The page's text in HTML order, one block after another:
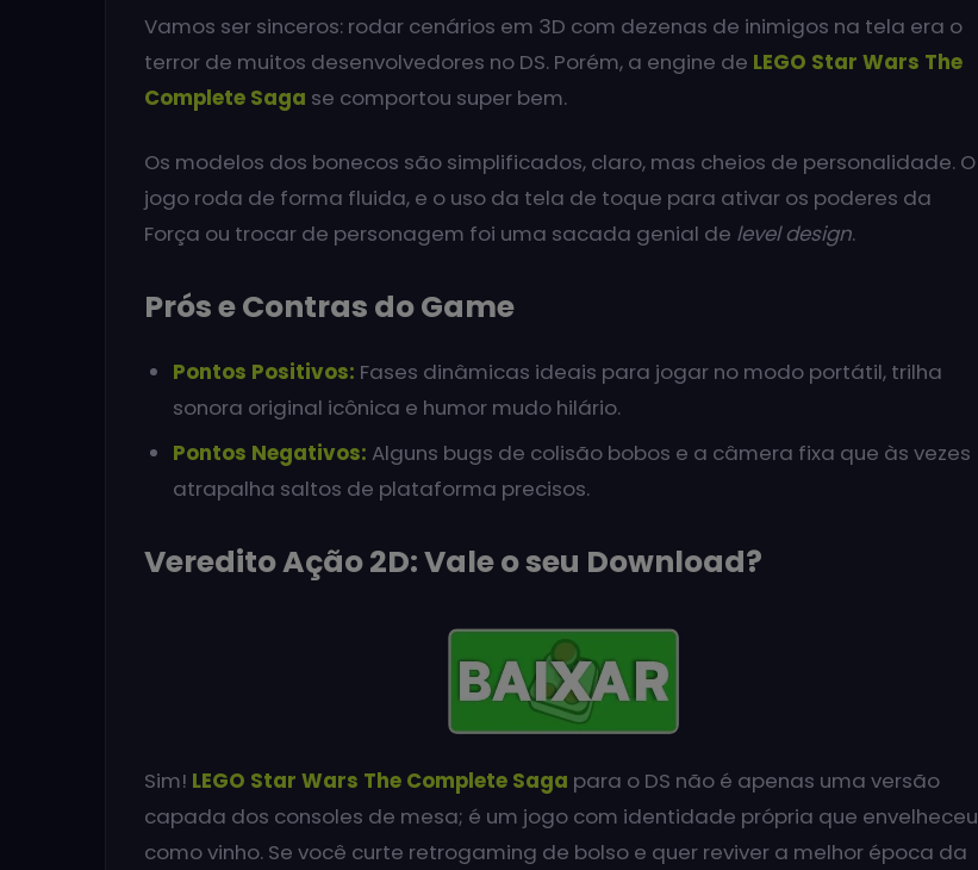
Vamos ser sinceros: rodar cenários em 3D com dezenas de inimigos na tela era o
terror de muitos desenvolvedores no DS. Porém, a engine de LEGO Star Wars The
Complete Saga se comportou super bem.
Os modelos dos bonecos são simplificados, claro, mas cheios de personalidade. O
jogo roda de forma fluida, e o uso da tela de toque para ativar os poderes da
Força ou trocar de personagem foi uma sacada genial de level design.
Prós e Contras do Game
Pontos Positivos: Fases dinâmicas ideais para jogar no modo portátil, trilha
sonora original icônica e humor mudo hilário.
Pontos Negativos: Alguns bugs de colisão bobos e a câmera fixa que às vezes
atrapalha saltos de plataforma precisos.
Veredito Ação 2D: Vale o seu Download?
Sim! LEGO Star Wars The Complete Saga para o DS não é apenas uma versão
capada dos consoles de mesa; é um jogo com identidade própria que envelheceu
como vinho. Se você curte retrogaming de bolso e quer reviver a melhor época da